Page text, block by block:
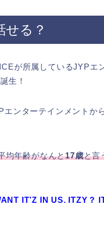
せる？
が所属しているJYPエ
生！
エンターテインメントか
均年齢がなんと17歳と言
IT’Z IN US. ITZY？